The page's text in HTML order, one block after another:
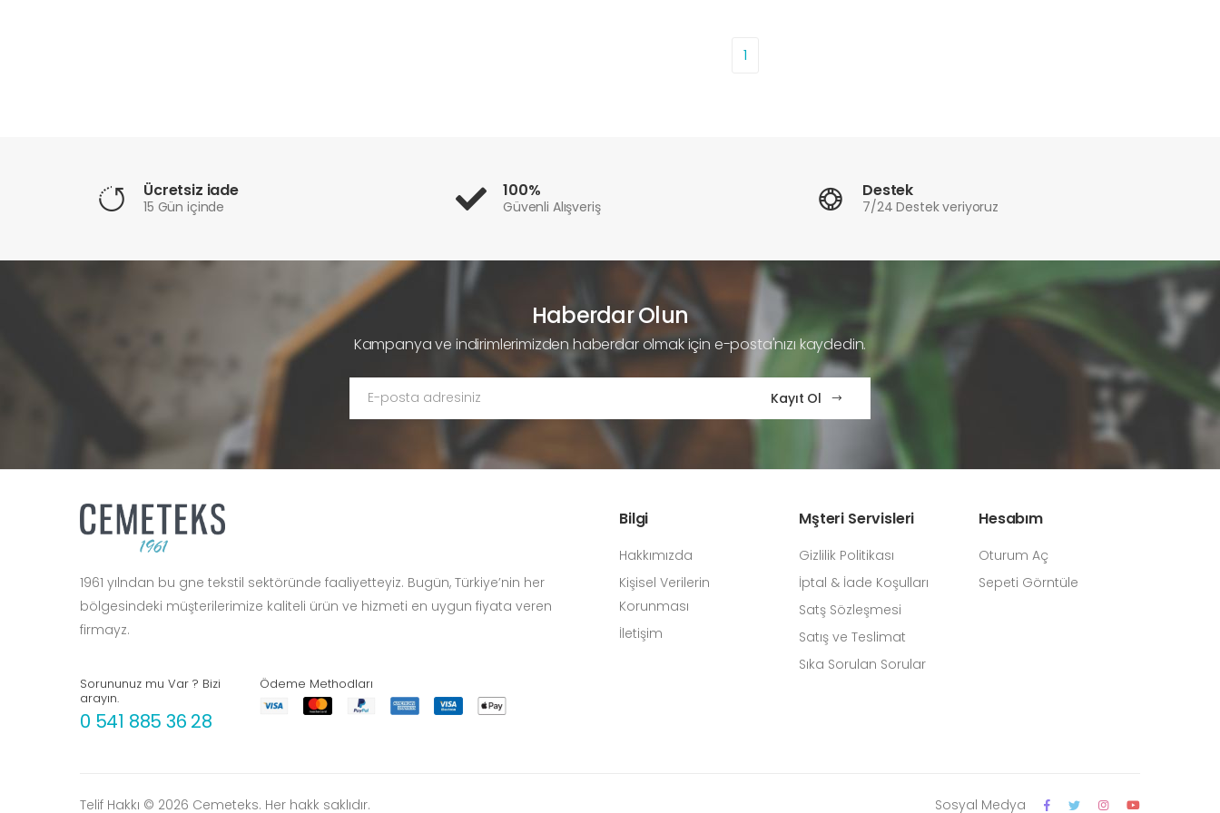
1
Ücretsiz iade
15 Gün içinde
100%
Güvenli Alışveriş
Destek
7/24 Destek veriyoruz
Haberdar Olun
Kampanya ve indirimlerimizden haberdar olmak için e-posta'nızı kaydedin.
Kayıt Ol
1961 yılndan bu gne tekstil sektöründe faaliyetteyiz. Bugün, Türkiye’nin her
bölgesindeki müşterilerimize kaliteli ürün ve hizmeti en uygun fiyata veren
firmayz.
Sorununuz mu Var ? Bizi
arayın.
0 541 885 36 28
Ödeme Methodları
Bilgi
Hakkımızda
Kişisel Verilerin
Korunması
İletişim
Mşteri Servisleri
Gizlilik Politikası
İptal & İade Koşulları
Satş Sözleşmesi
Satış ve Teslimat
Sıka Sorulan Sorular
Hesabım
Oturum Aç
Sepeti Görntüle
Telif Hakkı © 2026 Cemeteks. Her hakk saklıdır. Sosyal Medya